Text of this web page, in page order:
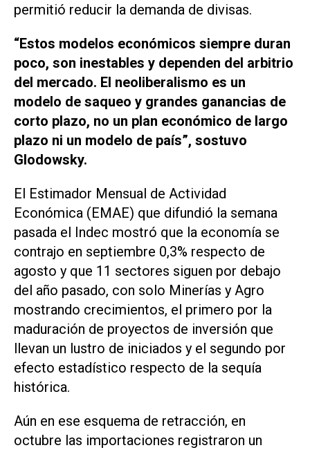
permitió reducir la demanda de divisas.
“Estos modelos económicos siempre duran
poco, son inestables y dependen del arbitrio
del mercado. El neoliberalismo es un
modelo de saqueo y grandes ganancias de
corto plazo, no un plan económico de largo
plazo ni un modelo de país”, sostuvo
Glodowsky.
El Estimador Mensual de Actividad
Económica (EMAE) que difundió la semana
pasada el Indec mostró que la economía se
contrajo en septiembre 0,3% respecto de
agosto y que 11 sectores siguen por debajo
del año pasado, con solo Minerías y Agro
mostrando crecimientos, el primero por la
maduración de proyectos de inversión que
llevan un lustro de iniciados y el segundo por
efecto estadístico respecto de la sequía
histórica.
Aún en ese esquema de retracción, en
octubre las importaciones registraron un